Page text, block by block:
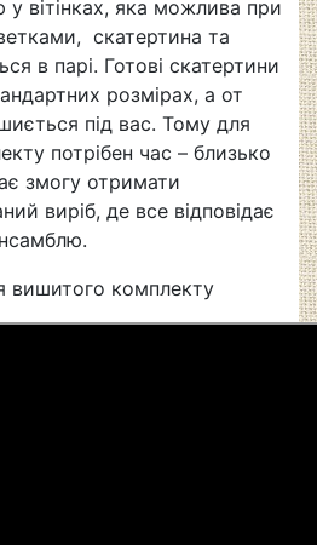
у вітінках, яка можлива при
скатертина та
в парі. Готові скатертини
розмірах, а от
під вас. Тому для
потрібен час – близько
змогу отримати
виріб, де все відповідає
вишитого комплекту